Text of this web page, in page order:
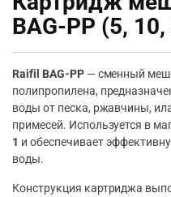
BAG-PP (5,
Raifil BAG-PP— сменный
полипропилена,
воды от песка, ржавчины,
примесей. Используется в
1 и обеспечивает
воды.
Конструкция картриджа